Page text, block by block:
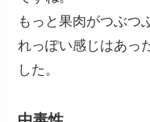
もっと果肉がつぶつ
れっぽい感じはあっ
した。